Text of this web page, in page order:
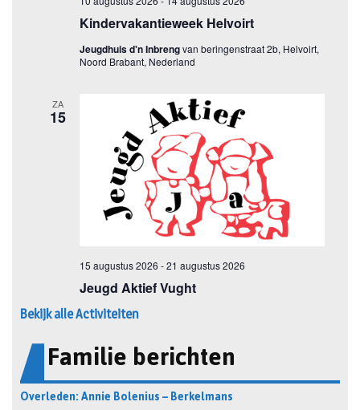
Bekijk alle Activiteiten
Familie berichten
Overleden: Annie Bolenius – Berkelmans